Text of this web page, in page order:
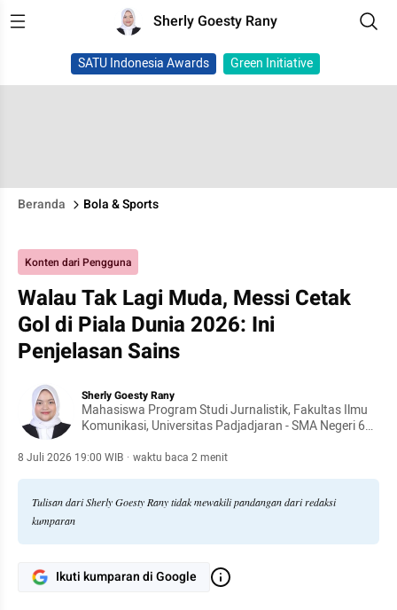
Sherly Goesty Rany
SATU Indonesia Awards Green Initiative
Beranda Bola & Sports
Konten dari Pengguna
Walau Tak Lagi Muda, Messi Cetak
Gol di Piala Dunia 2026: Ini
Penjelasan Sains
Sherly Goesty Rany
Mahasiswa Program Studi Jurnalistik, Fakultas Ilmu
Komunikasi, Universitas Padjadjaran - SMA Negeri 6
8 Juli 2026 19:00 WIB · waktu baca 2 menit
Tulisan dari Sherly Goesty Rany tidak mewakili pandangan dari redaksi
kumparan
Ikuti kumparan di Google